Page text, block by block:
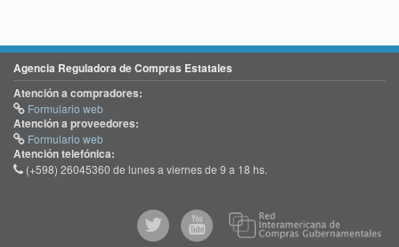
Agencia Reguladora de Compras Estatales
Atención a compradores:
Formulario web
Atención a proveedores:
Formulario web
Atención telefónica:
(+598) 26045360 de lunes a viernes de 9 a 18 hs.
@comprasgubuy
ACCE